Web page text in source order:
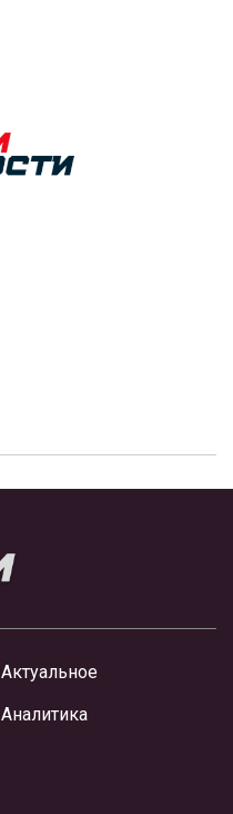
Актуальное
Аналитика